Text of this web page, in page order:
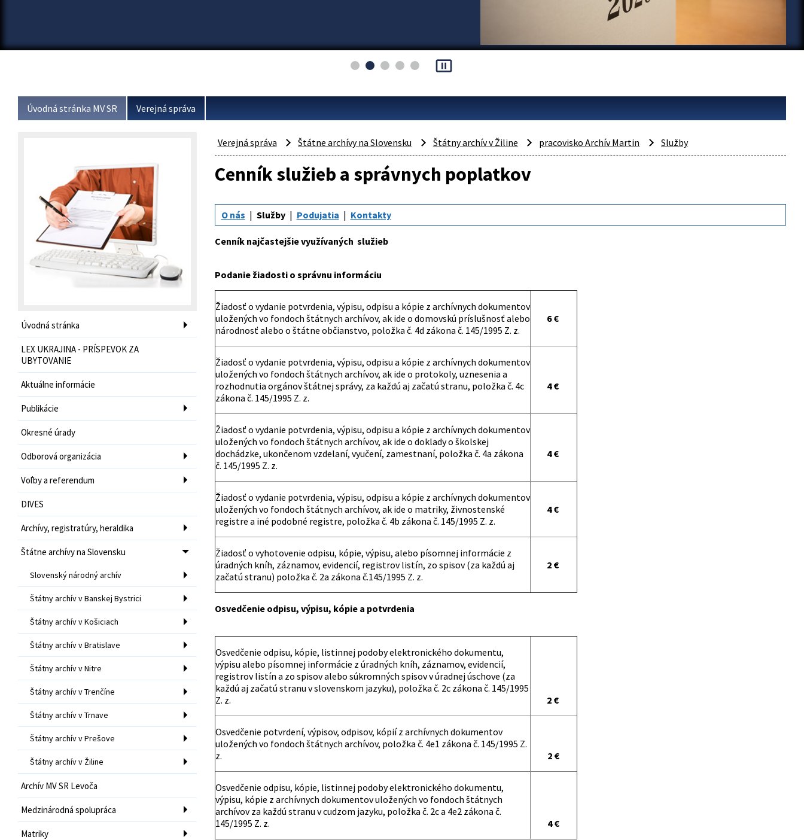
pause_presentation
Úvodná stránka MV SR Verejná správa
Úvodná stránka
LEX UKRAJINA - PRÍSPEVOK ZA
UBYTOVANIE
Aktuálne informácie
Publikácie
Okresné úrady
Odborová organizácia
Voľby a referendum
DIVES
Archívy, registratúry, heraldika
Štátne archívy na Slovensku
Slovenský národný archív
Štátny archív v Banskej Bystrici
Štátny archív v Košiciach
Štátny archív v Bratislave
Štátny archív v Nitre
Štátny archív v Trenčíne
Štátny archív v Trnave
Štátny archív v Prešove
Štátny archív v Žiline
Archív MV SR Levoča
Medzinárodná spolupráca
Matriky
Verejná správa Štátne archívy na Slovensku Štátny archív v Žiline pracovisko Archív Martin Služby
Cenník služieb a správnych poplatkov
O nás Služby Podujatia Kontakty
Cenník najčastejšie využívaných služieb
Podanie žiadosti o správnu informáciu
Žiadosť o vydanie potvrdenia, výpisu, odpisu a kópie z archívnych dokumentov
uložených vo fondoch štátnych archívov, ak ide o domovskú príslušnosť alebo
národnosť alebo o štátne občianstvo, položka č. 4d zákona č. 145/1995 Z. z.
6 €
Žiadosť o vydanie potvrdenia, výpisu, odpisu a kópie z archívnych dokumentov
uložených vo fondoch štátnych archívov, ak ide o protokoly, uznesenia a
rozhodnutia orgánov štátnej správy, za každú aj začatú stranu, položka č. 4c
zákona č. 145/1995 Z. z.
4 €
Žiadosť o vydanie potvrdenia, výpisu, odpisu a kópie z archívnych dokumentov
uložených vo fondoch štátnych archívov, ak ide o doklady o školskej
dochádzke, ukončenom vzdelaní, vyučení, zamestnaní, položka č. 4a zákona
č. 145/1995 Z. z.
4 €
Žiadosť o vydanie potvrdenia, výpisu, odpisu a kópie z archívnych dokumentov
uložených vo fondoch štátnych archívov, ak ide o matriky, živnostenské
registre a iné podobné registre, položka č. 4b zákona č. 145/1995 Z. z.
4 €
Žiadosť o vyhotovenie odpisu, kópie, výpisu, alebo písomnej informácie z
úradných kníh, záznamov, evidencií, registrov listín, zo spisov (za každú aj
začatú stranu) položka č. 2a zákona č.145/1995 Z. z.
2 €
Osvedčenie odpisu, výpisu, kópie a potvrdenia
Osvedčenie odpisu, kópie, listinnej podoby elektronického dokumentu,
výpisu alebo písomnej informácie z úradných kníh, záznamov, evidencií,
registrov listín a zo spisov alebo súkromných spisov v úradnej úschove (za
každú aj začatú stranu v slovenskom jazyku), položka č. 2c zákona č. 145/1995
Z. z.
2 €
Osvedčenie potvrdení, výpisov, odpisov, kópií z archívnych dokumentov
uložených vo fondoch štátnych archívov, položka č. 4e1 zákona č. 145/1995 Z.
z.
2 €
Osvedčenie odpisu, kópie, listinnej podoby elektronického dokumentu,
výpisu, kópie z archívnych dokumentov uložených vo fondoch štátnych
archívov za každú stranu v cudzom jazyku, položka č. 2c a 4e2 zákona č.
145/1995 Z. z.
4 €